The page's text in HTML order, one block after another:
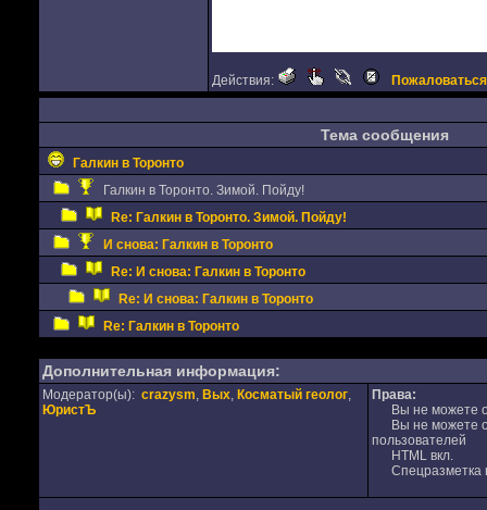
Действия: Пожаловаться
Тема сообщения
Галкин в Торонто
Галкин в Торонто. Зимой. Пойду!
Re: Галкин в Торонто. Зимой. Пойду!
И снова: Галкин в Торонто
Re: И снова: Галкин в Торонто
Re: И снова: Галкин в Торонто
Re: Галкин в Торонто
Дополнительная информация:
Модератор(ы): crazysm, Вых, Косматый геолог,
ЮристЪ
Права:
Вы не можете
Вы не можете
пользователей
HTML вкл.
Спецразметка